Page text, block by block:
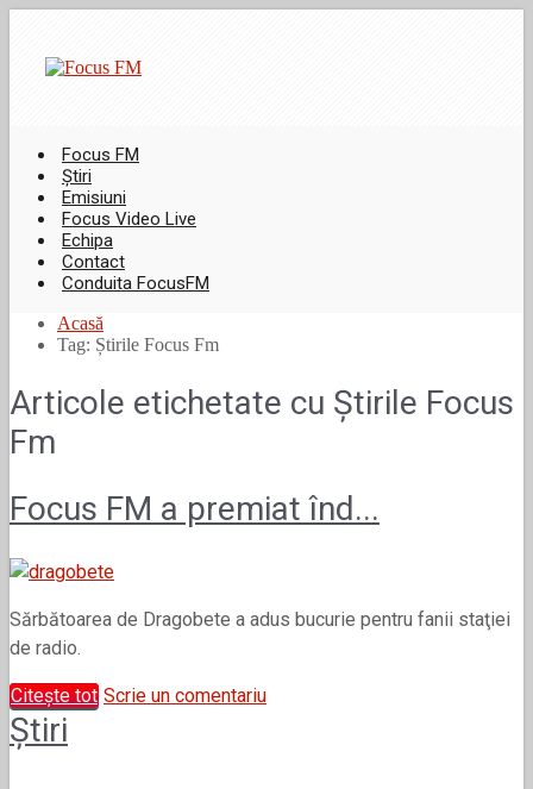
Focus FM
Știri
Emisiuni
Focus Video Live
Echipa
Contact
Conduita FocusFM
Acasă
Tag: Știrile Focus Fm
Articole etichetate cu Știrile Focus
Fm
Focus FM a premiat înd...
Sărbătoarea de Dragobete a adus bucurie pentru fanii staţiei
de radio.
Citește tot Scrie un comentariu
Știri